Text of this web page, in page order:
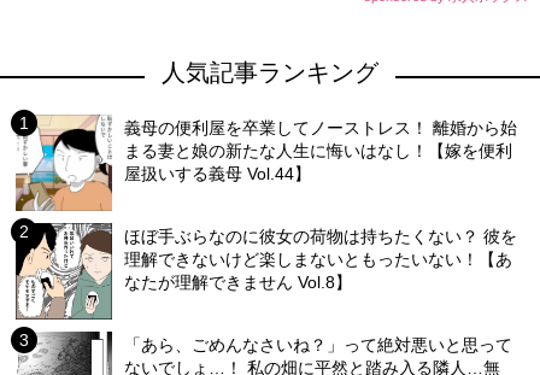
人気記事ランキング
義母の便利屋を卒業してノーストレス！ 離婚から始
まる妻と娘の新たな人生に悔いはなし！【嫁を便利
屋扱いする義母 Vol.44】
ほぼ手ぶらなのに彼女の荷物は持ちたくない？ 彼を
理解できないけど楽しまないともったいない！【あ
なたが理解できません Vol.8】
「あら、ごめんなさいね？」って絶対悪いと思って
ないでしょ…！ 私の畑に平然と踏み入る隣人…無